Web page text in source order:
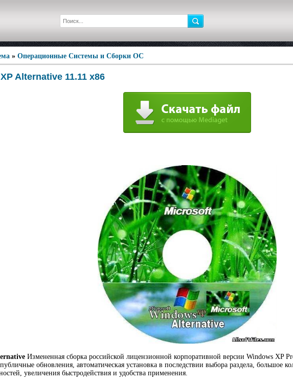
» Операционные Системы и Сборки ОС
Alternative 11.11 х86
Измененная сборка российской лицензионной корпоративной версии Windows XP
обновления, автоматическая установка в последствии выбора раздела, большое
увеличения быстродействия и удобства применения.